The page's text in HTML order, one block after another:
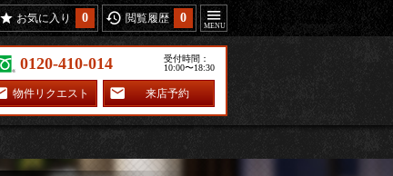
お気に入り 0 閲覧履歴 0
0120-410-014
受付時間：
10:00〜18:30
物件リクエスト 来店予約